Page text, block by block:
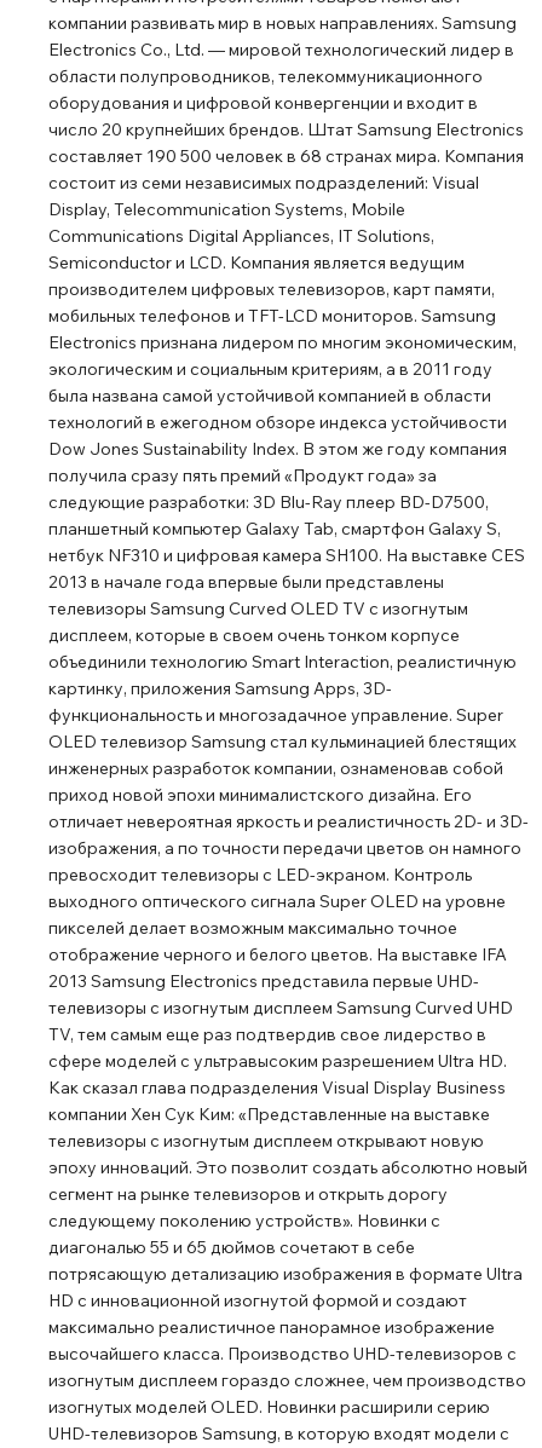
компании развивать мир в новых направлениях. Samsung
Electronics Co., Ltd. ― мировой технологический лидер в
области полупроводников, телекоммуникационного
оборудования и цифровой конвергенции и входит в
число 20 крупнейших брендов. Штат Samsung Electronics
составляет 190 500 человек в 68 странах мира. Компания
состоит из семи независимых подразделений: Visual
Display, Telecommunication Systems, Mobile
Communications Digital Appliances, IT Solutions,
Semiconductor и LCD. Компания является ведущим
производителем цифровых телевизоров, карт памяти,
мобильных телефонов и TFT-LCD мониторов. Samsung
Electronics признана лидером по многим экономическим,
экологическим и социальным критериям, а в 2011 году
была названа самой устойчивой компанией в области
технологий в ежегодном обзоре индекса устойчивости
Dow Jones Sustainability Index. В этом же году компания
получила сразу пять премий «Продукт года» за
следующие разработки: 3D Blu-Ray плеер BD-D7500,
планшетный компьютер Galaxy Tab, смартфон Galaxy S,
нетбук NF310 и цифровая камера SH100. На выставке CES
2013 в начале года впервые были представлены
телевизоры Samsung Curved OLED TV с изогнутым
дисплеем, которые в своем очень тонком корпусе
объединили технологию Smart Interaction, реалистичную
картинку, приложения Samsung Apps, 3D-
функциональность и многозадачное управление. Super
OLED телевизор Samsung стал кульминацией блестящих
инженерных разработок компании, ознаменовав собой
приход новой эпохи минималистского дизайна. Его
отличает невероятная яркость и реалистичность 2D- и 3D-
изображения, а по точности передачи цветов он намного
превосходит телевизоры с LED-экраном. Контроль
выходного оптического сигнала Super OLED на уровне
пикселей делает возможным максимально точное
отображение черного и белого цветов. На выставке IFA
2013 Samsung Electronics представила первые UHD-
телевизоры с изогнутым дисплеем Samsung Curved UHD
TV, тем самым еще раз подтвердив свое лидерство в
сфере моделей с ультравысоким разрешением Ultra HD.
Как сказал глава подразделения Visual Display Business
компании Хен Сук Ким: «Представленные на выставке
телевизоры с изогнутым дисплеем открывают новую
эпоху инноваций. Это позволит создать абсолютно новый
сегмент на рынке телевизоров и открыть дорогу
следующему поколению устройств». Новинки с
диагональю 55 и 65 дюймов сочетают в себе
потрясающую детализацию изображения в формате Ultra
HD с инновационной изогнутой формой и создают
максимально реалистичное панорамное изображение
высочайшего класса. Производство UHD-телевизоров с
изогнутым дисплеем гораздо сложнее, чем производство
изогнутых моделей OLED. Новинки расширили серию
UHD-телевизоров Samsung, в которую входят модели с